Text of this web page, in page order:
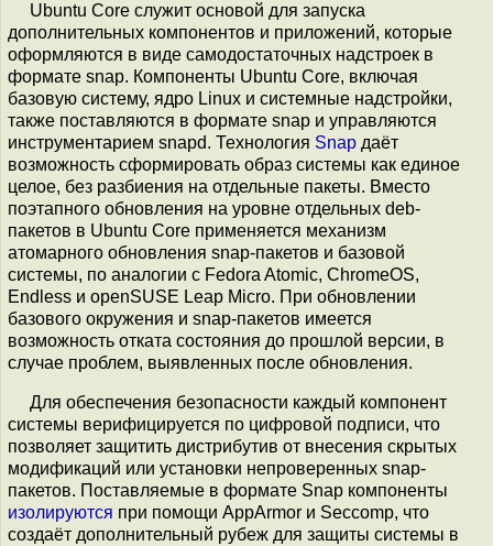
Ubuntu Core служит основой для запуска
дополнительных компонентов и приложений, которые
оформляются в виде самодостаточных надстроек в
формате snap. Компоненты Ubuntu Core, включая
базовую систему, ядро Linux и системные надстройки,
также поставляются в формате snap и управляются
инструментарием snapd. Технология Snap даёт
возможность сформировать образ системы как единое
целое, без разбиения на отдельные пакеты. Вместо
поэтапного обновления на уровне отдельных deb-
пакетов в Ubuntu Core применяется механизм
атомарного обновления snap-пакетов и базовой
системы, по аналогии с Fedora Atomic, ChromeOS,
Endless и openSUSE Leap Micro. При обновлении
базового окружения и snap-пакетов имеется
возможность отката состояния до прошлой версии, в
случае проблем, выявленных после обновления.
Для обеспечения безопасности каждый компонент
системы верифицируется по цифровой подписи, что
позволяет защитить дистрибутив от внесения скрытых
модификаций или установки непроверенных snap-
пакетов. Поставляемые в формате Snap компоненты
изолируются при помощи AppArmor и Seccomp, что
создаёт дополнительный рубеж для защиты системы в